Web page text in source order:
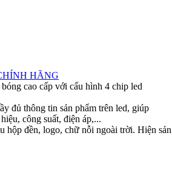
HÃNG
cao cấp với cấu hình 4 chip led
đủ thông tin sản phẩm trên led, giúp
công suất, điện áp,...
hộp đền, logo, chữ nỗi ngoài trời. Hiện sản